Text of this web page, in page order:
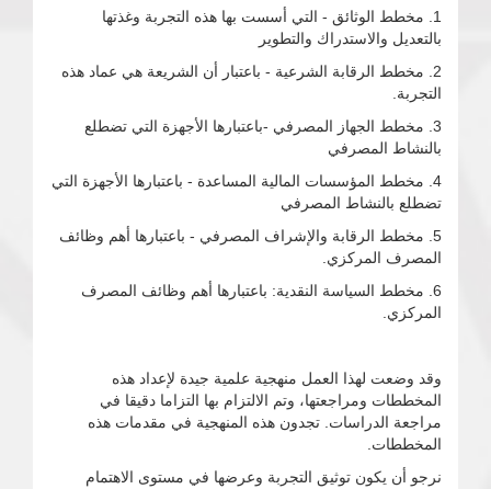
1. مخطط الوثائق - التي أسست بها هذه التجربة وغذتها
بالتعديل والاستدراك والتطوير
2. مخطط الرقابة الشرعية - باعتبار أن الشريعة هي عماد هذه
التجربة.
3. مخطط الجهاز المصرفي -باعتبارها الأجهزة التي تضطلع
بالنشاط المصرفي
4. مخطط المؤسسات المالية المساعدة - باعتبارها الأجهزة التي
تضطلع بالنشاط المصرفي
5. مخطط الرقابة والإشراف المصرفي - باعتبارها أهم وظائف
المصرف المركزي.
6. مخطط السياسة النقدية: باعتبارها أهم وظائف المصرف
المركزي.
وقد وضعت لهذا العمل منهجية علمية جيدة لإعداد هذه
المخططات ومراجعتها، وتم الالتزام بها التزاما دقيقا في
مراجعة الدراسات. تجدون هذه المنهجية في مقدمات هذه
المخططات.
نرجو أن يكون توثيق التجربة وعرضها في مستوى الاهتمام